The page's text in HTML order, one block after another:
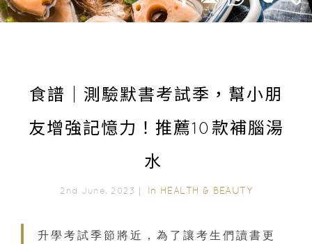
食譜｜測驗默書考試季，幫小朋
友增強記憶力！推薦10款補腦湯
水
2nd June, 2023｜ In HEALTH & BEAUTY
升學考試季節將近，為了讓考生們讀書更